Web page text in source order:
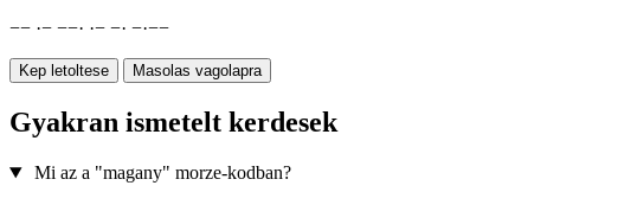
−− ·− −−· ·− −· −·−−
Kep letoltese Masolas vagolapra
Gyakran ismetelt kerdesek
Mi az a "magany" morze-kodban?